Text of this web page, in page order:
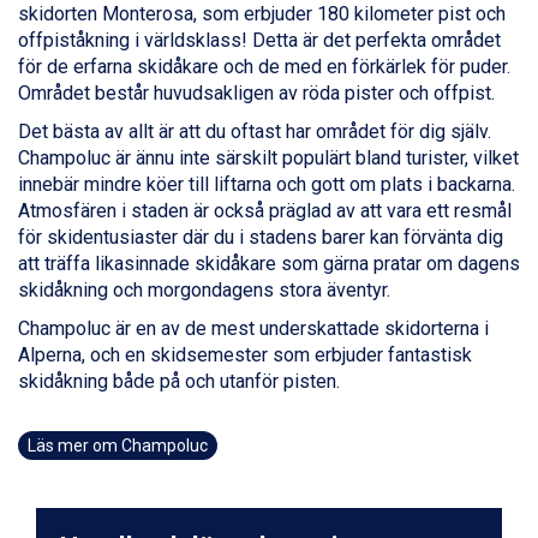
Alleghe från 8.545 kr.
Bad Gastein från 6.295 kr.
Arabba från 11.045 kr.
La Thuile från 7.045 kr.
Cervinia från 8.245 kr.
Passo Tonale från 5.895 kr.
Sölden från 12.995 kr.
Saalbach från 9.445 kr.
Bad Hofgastein från 8.595 kr.
Champoluc från 5.945 kr.
Sestriere från 6.945 kr.
Fieberbrunn från 9.645 kr.
Ischgl från 11.295 kr.
Wagrain från 7.095 kr.
Val Thorens från 8.395 kr.
Zell am See från 6.295 kr.
Livigno från 5.595 kr.
skidorten Monterosa, som erbjuder 180 kilometer pist och
offpiståkning i världsklass! Detta är det perfekta området
för de erfarna skidåkare och de med en förkärlek för puder.
Området består huvudsakligen av röda pister och offpist.
Det bästa av allt är att du oftast har området för dig själv.
Champoluc är ännu inte särskilt populärt bland turister, vilket
innebär mindre köer till liftarna och gott om plats i backarna.
Atmosfären i staden är också präglad av att vara ett resmål
för skidentusiaster där du i stadens barer kan förvänta dig
att träffa likasinnade skidåkare som gärna pratar om dagens
skidåkning och morgondagens stora äventyr.
Champoluc är en av de mest underskattade skidorterna i
Alperna, och en skidsemester som erbjuder fantastisk
skidåkning både på och utanför pisten.
Läs mer om Champoluc